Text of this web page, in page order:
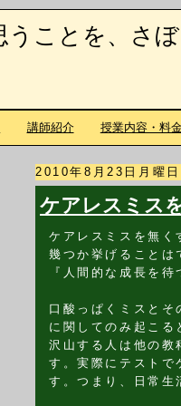
ことを、さ
講師紹介 授業内容・料
2010年8月23日月曜日
ケアレスミス
ケアレスミスを無
幾つか挙げること
『人間的な成長を
口酸っぱくミスと
に関してのみ起こ
沢山する人は他の
す。実際にテスト
す。つまり、日常